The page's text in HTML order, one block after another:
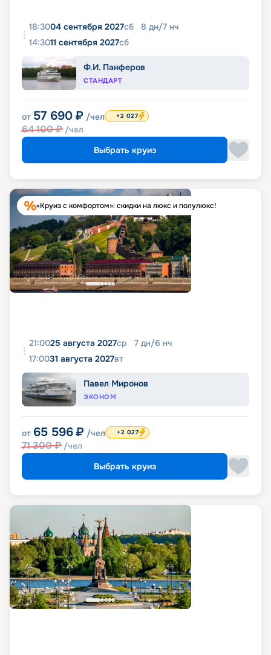
18:3004 сентября 2027сб 8 дн/7 нч
14:3011 сентября 2027сб
Ф.И. Панферов
СТАНДАРТ
от 57 690 ₽ /чел
64 100₽ /чел
+2 027
Выбрать круиз
«Круиз с комфортом»: скидки на люкс и полулюкс!
21:0025 августа 2027ср 7 дн/6 нч
17:0031 августа 2027вт
Павел Миронов
ЭКОНОМ
от 65 596 ₽ /чел
71 300₽ /чел
+2 027
Выбрать круиз